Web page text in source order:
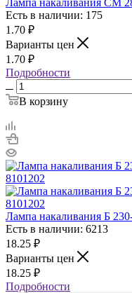
Есть в наличии: 175
1.70 ₽
Варианты цен
1.70 ₽
Подробности
В корзину
Лампа накаливания Б
Есть в наличии: 6213
18.25 ₽
Варианты цен
18.25 ₽
Подробности